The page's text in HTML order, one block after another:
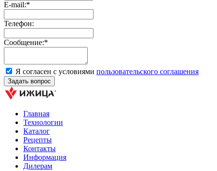
E-mail:*
Телефон:
Сообщение:*
Я согласен с условиями пользовательского соглашения
Главная
Технологии
Каталог
Рецепты
Контакты
Информация
Дилерам